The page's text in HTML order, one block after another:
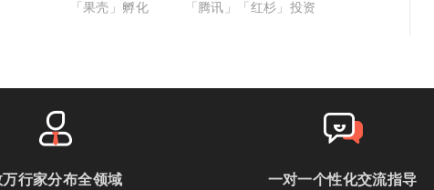
「果壳」孵化 「腾讯」「红杉」投资
万行家分布全领域 一对一个性化交流指导